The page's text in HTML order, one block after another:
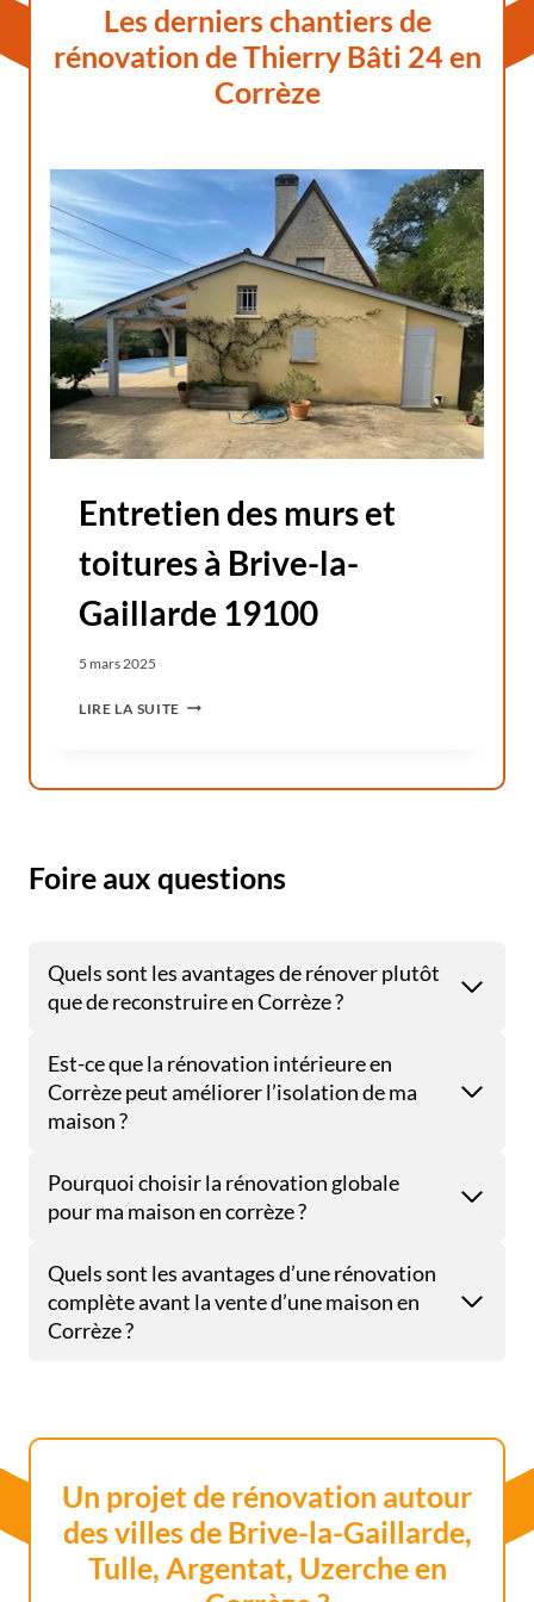
Les derniers chantiers de
rénovation de Thierry Bâti 24 en
Corrèze
Entretien des murs et
toitures à Brive-la-
Gaillarde 19100
5 mars 2025
LIRE LA SUITEE
E
N
M
U
E
T
T
R
S
B
-
A
I
L
Foire aux questions
Quels sont les avantages de rénover plutôt
que de reconstruire en Corrèze ?
Est-ce que la rénovation intérieure en
Corrèze peut améliorer l’isolation de ma
maison ?
Pourquoi choisir la rénovation globale
pour ma maison en corrèze ?
Quels sont les avantages d’une rénovation
complète avant la vente d’une maison en
Corrèze ?
Un projet de rénovation autour
des villes de Brive-la-Gaillarde,
Tulle, Argentat, Uzerche en